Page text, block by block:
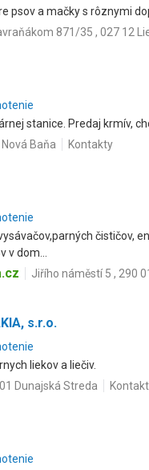
psov a mačky s rôznymi
871/35 , 027 12
stanice. Predaj krmív,
Baňa
Kontakty
čističov,
dom...
Jiřího náměstí 5 , 290
s.r.o.
liekov a liečiv.
Dunajská Streda